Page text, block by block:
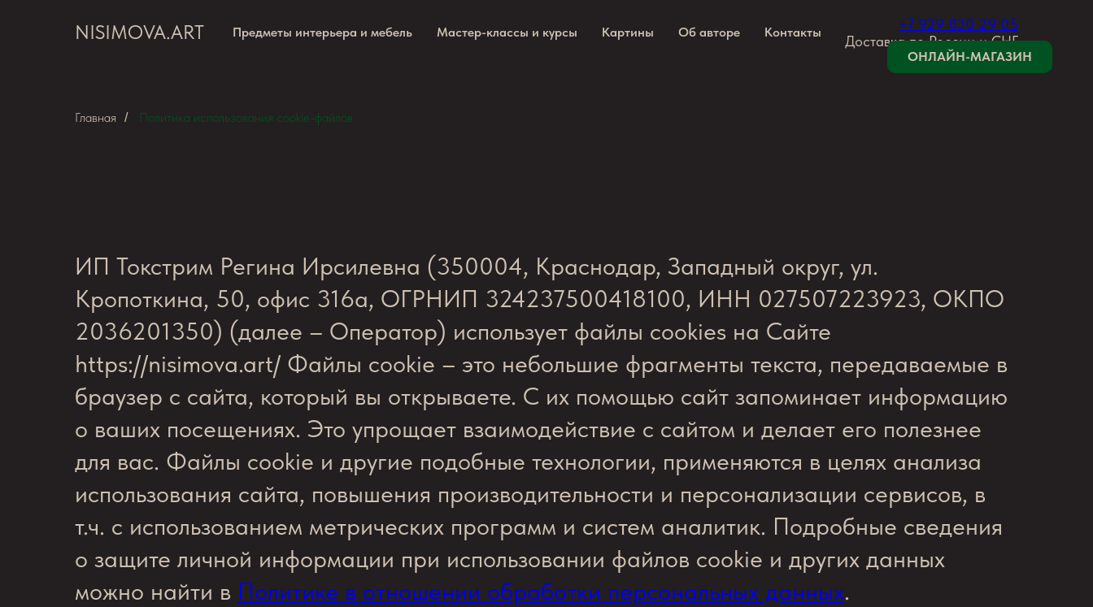
NISIMOVA.ART Предметы интерьера и мебель Мастер-классы и курсы Картины Об авторе Контакты
+7 929 830 29 05
Доставка по России и СНГ
Главная / Политика использования cookie-файлов
ИП Токстрим Регина Ирсилевна (350004, Краснодар, Западный округ, ул.
Кропоткина, 50, офис 316а, ОГРНИП 324237500418100, ИНН 027507223923, ОКПО
2036201350) (далее – Оператор) использует файлы cookies на Сайте
https://nisimova.art/ Файлы cookie – это небольшие фрагменты текста, передаваемые в
браузер с сайта, который вы открываете. С их помощью сайт запоминает информацию
о ваших посещениях. Это упрощает взаимодействие с сайтом и делает его полезнее
для вас. Файлы cookie и другие подобные технологии, применяются в целях анализа
использования сайта, повышения производительности и персонализации сервисов, в
т.ч. с использованием метрических программ и систем аналитик. Подробные сведения
о защите личной информации при использовании файлов cookie и других данных
можно найти в Политике в отношении обработки персональных данных.
ОНЛАЙН-МАГАЗИН